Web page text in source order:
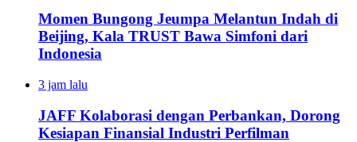
Momen Bungong Jeumpa Melantun Indah di
Beijing, Kala TRUST Bawa Simfoni dari
Indonesia
3 jam lalu
JAFF Kolaborasi dengan Perbankan, Dorong
Kesiapan Finansial Industri Perfilman